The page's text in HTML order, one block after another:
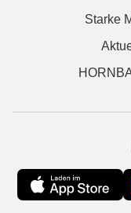
Starke